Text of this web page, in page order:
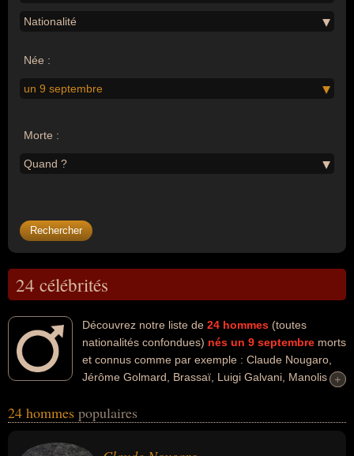
Nationalité
Née :
un 9 septembre
Morte :
Quand ?
24 célébrités
Découvrez notre liste de 24 hommes (toutes
nationalités confondues) nés un 9 septembre morts
et connus comme par exemple : Claude Nougaro,
Jérôme Golmard, Brassaï, Luigi Galvani, Manolis
Zanini, Kurt Lewin, Léon Tolstoï... Ces personnalités (de sexe
de la musique, du sport, du sport de raquette, du tennis, du dessin,
+
+
24 hommes populaires